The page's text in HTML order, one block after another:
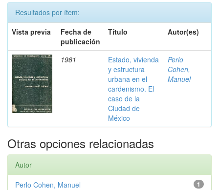
Resultados por ítem:
Vista previa
Fecha de
publicación
Título Autor(es)
1981
Estado, vivienda
y estructura
urbana en el
cardenismo. El
caso de la
Ciudad de
México
Perlo
Cohen,
Manuel
Otras opciones relacionadas
Autor
1
Perlo Cohen, Manuel